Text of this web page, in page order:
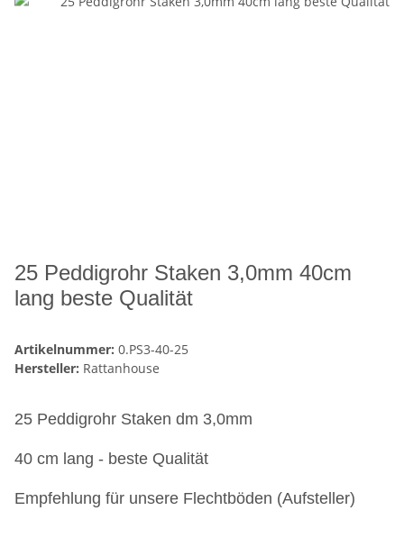
25 Peddigrohr Staken 3,0mm 40cm
lang beste Qualität
Artikelnummer: 0.PS3-40-25
Hersteller: Rattanhouse
25 Peddigrohr Staken dm 3,0mm
40 cm lang - beste Qualität
Empfehlung für unsere Flechtböden (Aufsteller)